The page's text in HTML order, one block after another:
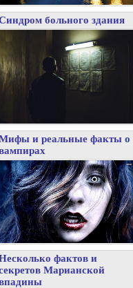
больного здания
и реальные факты о
фактов и
Марианской